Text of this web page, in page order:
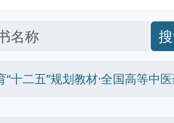
二五”规划教材·全国高等中